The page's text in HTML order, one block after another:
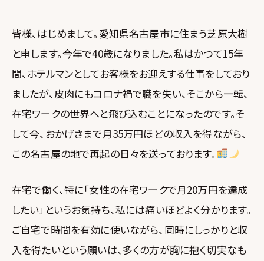
皆様、はじめまして。愛知県名古屋市に住まう芝原大樹
と申します。今年で40歳になりました。私はかつて15年
間、ホテルマンとしてお客様をお迎えする仕事をしており
ましたが、皮肉にもコロナ禍で職を失い、そこから一転、
在宅ワークの世界へと飛び込むことになったのです。そ
して今、おかげさまで月35万円ほどの収入を得ながら、
この名古屋の地で再起の日々を送っております。
在宅で働く、特に「女性の在宅ワークで月20万円を達成
したい」というお気持ち、私には痛いほどよく分かります。
ご自宅で時間を有効に使いながら、同時にしっかりと収
入を得たいという願いは、多くの方が胸に抱く切実なも